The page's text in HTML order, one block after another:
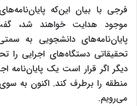
فرجی با بیان این‌که
موجود هدایت خواهند شد،
پایان‌نامه‌های دانشجویی به
تحقیقاتی دستگاه‌های اجرایی
دیگر اگر قرار است یک پایان‌نامه
منطقه را برطرف کند. اکنون به
می‌رویم.